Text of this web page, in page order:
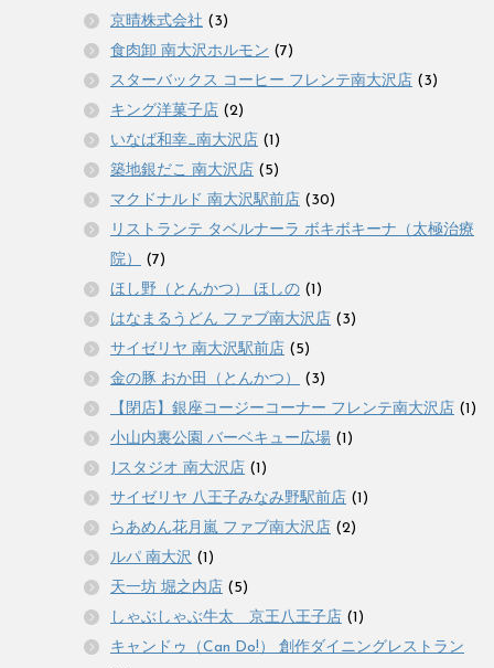
京晴株式会社 (3)
食肉卸 南大沢ホルモン (7)
スターバックス コーヒー フレンテ南大沢店 (3)
キング洋菓子店 (2)
いなば和幸_南大沢店 (1)
築地銀だこ 南大沢店 (5)
マクドナルド 南大沢駅前店 (30)
リストランテ タベルナーラ ボキボキーナ（太極治療
院）
(7)
ほし野（とんかつ） ほしの (1)
はなまるうどん ファブ南大沢店 (3)
サイゼリヤ 南大沢駅前店 (5)
金の豚 おか田（とんかつ）
(3)
【閉店】銀座コージーコーナー フレンテ南大沢店 (1)
小山内裏公園 バーベキュー広場 (1)
Jスタジオ 南大沢店 (1)
サイゼリヤ 八王子みなみ野駅前店 (1)
らあめん花月嵐 ファブ南大沢店 (2)
ルパ 南大沢 (1)
天一坊 堀之内店 (5)
しゃぶしゃぶ牛太 京王八王子店 (1)
キャンドゥ（Can Do!） 創作ダイニングレストラン